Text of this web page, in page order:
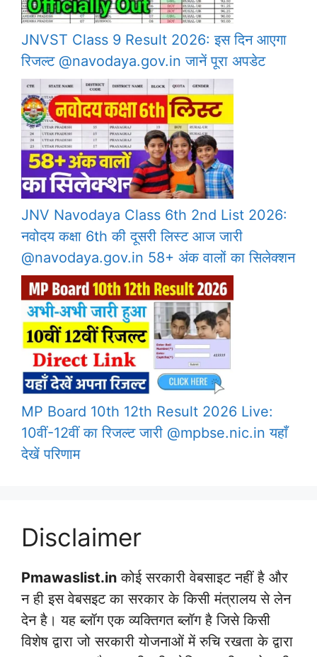
JNVST Class 9 Result 2026: इस दिन आएगा
रिजल्ट @navodaya.gov.in जानें पूरा अपडेट
JNV Navodaya Class 6th 2nd List 2026:
नवोदय कक्षा 6th की दूसरी लिस्ट आज जारी
@navodaya.gov.in 58+ अंक वालों का सिलेक्शन
MP Board 10th 12th Result 2026 Live:
10वीं-12वीं का रिजल्ट जारी @mpbse.nic.in यहाँ
देखें परिणाम
Disclaimer
Pmawaslist.in कोई सरकारी वेबसाइट नहीं है और
न ही इस वेबसइट का सरकार के किसी मंत्रालय से लेन
देन है। यह ब्लॉग एक व्यक्तिगत ब्लॉग है जिसे किसी
विशेष द्वारा जो सरकारी योजनाओं में रुचि रखता के द्वारा